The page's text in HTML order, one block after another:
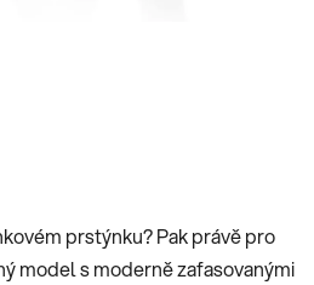
prstýnku? Pak právě pro
model s moderně zafasovanými